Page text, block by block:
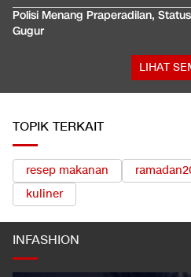
Polisi Menang Praperadilan,
Gugur
LIHAT
TOPIK TERKAIT
resep makanan
kuliner
INFASHION